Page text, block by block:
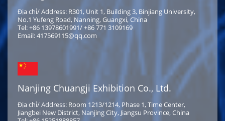
Địa chỉ/ Address: R301, Unit 1, Building 3, Binjiang University,
No.1 Yufeng Road, Nanning, Guangxi, China
Tel: +86 13978601991/ +86 771 3109169
Email: 417569115@qq.com
Nanjing Chuangji Exhibition Co., Ltd.
Địa chỉ/ Address: Room 1213/1214, Phase 1, Time Center,
Jiangbei New District, Nanjing City, Jiangsu Province, China